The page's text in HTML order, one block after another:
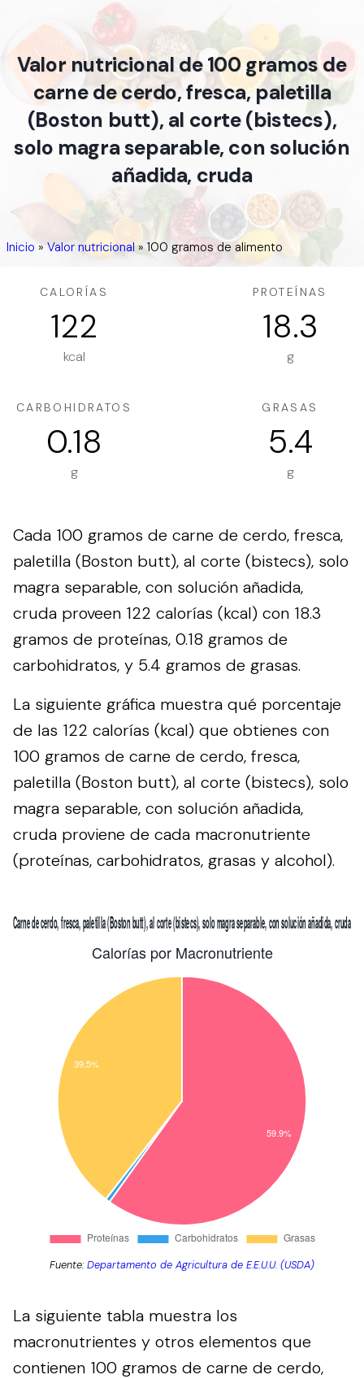
Valor nutricional de 100 gramos de
carne de cerdo, fresca, paletilla
(Boston butt), al corte (bistecs),
solo magra separable, con solución
añadida, cruda
Inicio »Valor nutricional»100 gramos de alimento
CALORÍAS
122
kcal
PROTEÍNAS
18.3
g
CARBOHIDRATOS
0.18
g
GRASAS
5.4
g
Cada 100 gramos de carne de cerdo, fresca,
paletilla (Boston butt), al corte (bistecs), solo
magra separable, con solución añadida,
cruda proveen 122 calorías (kcal) con 18.3
gramos de proteínas, 0.18 gramos de
carbohidratos, y 5.4 gramos de grasas.
La siguiente gráfica muestra qué porcentaje
de las 122 calorías (kcal) que obtienes con
100 gramos de carne de cerdo, fresca,
paletilla (Boston butt), al corte (bistecs), solo
magra separable, con solución añadida,
cruda proviene de cada macronutriente
(proteínas, carbohidratos, grasas y alcohol).
Fuente:Departamento de Agricultura de E.E.U.U. (USDA)
La siguiente tabla muestra los
macronutrientes y otros elementos que
contienen 100 gramos de carne de cerdo,